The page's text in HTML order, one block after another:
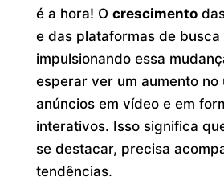
é a hora! O crescimento
e das plataformas de busca
impulsionando essa
esperar ver um aumento no
anúncios em vídeo e em
interativos. Isso significa
se destacar, precisa
tendências.